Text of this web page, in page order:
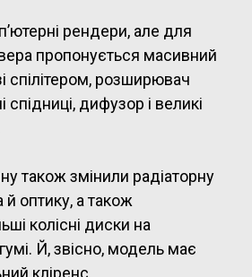
рендери, але для
пропонується масивний
спілітером, розширювач
спідниці, дифузор і великі
також змінили радіаторну
й оптику, а також
колісні диски на
Й, звісно, модель має
кліренс.